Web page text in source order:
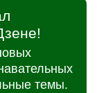
темы.